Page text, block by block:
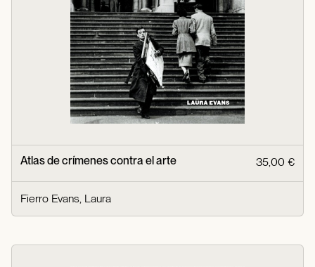
Atlas de crímenes contra el arte 35,00 €
Fierro Evans, Laura